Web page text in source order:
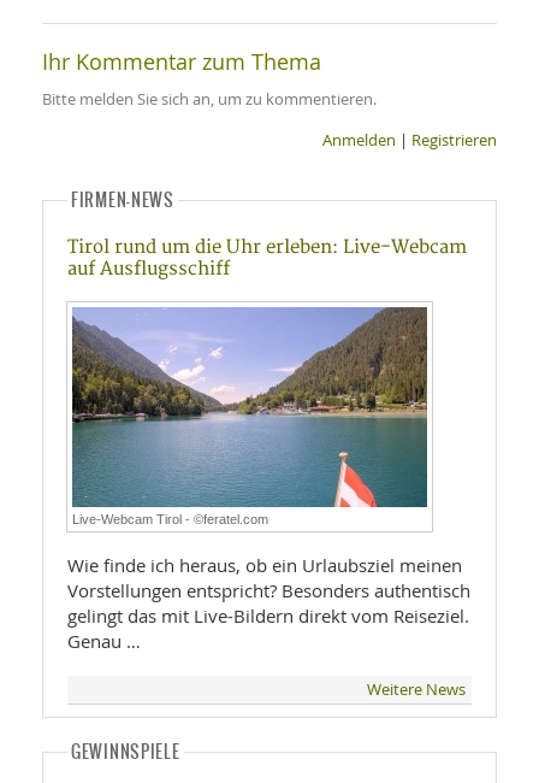
Ihr Kommentar zum Thema
Bitte melden Sie sich an, um zu kommentieren.
Anmelden | Registrieren
FIRMEN-NEWS
Tirol rund um die Uhr erleben: Live-Webcam
auf Ausflugsschiff
Live-Webcam Tirol - ©feratel.com
Wie finde ich heraus, ob ein Urlaubsziel meinen
Vorstellungen entspricht? Besonders authentisch
gelingt das mit Live-Bildern direkt vom Reiseziel.
Genau …
Weitere News
GEWINNSPIELE